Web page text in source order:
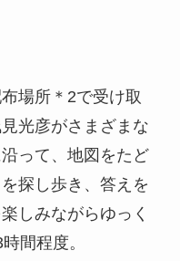
場所＊2で受け取
光彦がさまざまな
って、地図をたど
探し歩き、答えを
しみながらゆっく
間程度。